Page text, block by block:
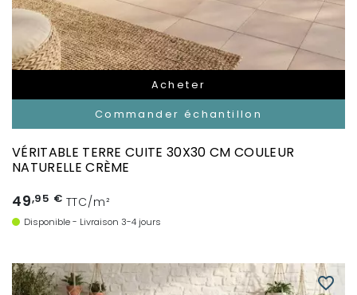
Acheter
Commander échantillon
VÉRITABLE TERRE CUITE 30X30 CM COULEUR
NATURELLE CRÈME
49,95 € TTC/m²
Disponible - Livraison 3-4 jours
favorite_border